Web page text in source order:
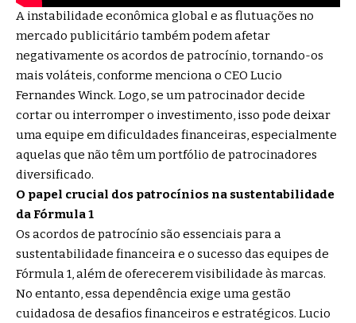
A instabilidade econômica global e as flutuações no
mercado publicitário também podem afetar
negativamente os acordos de patrocínio, tornando-os
mais voláteis, conforme menciona o CEO Lucio
Fernandes Winck. Logo, se um patrocinador decide
cortar ou interromper o investimento, isso pode deixar
uma equipe em dificuldades financeiras, especialmente
aquelas que não têm um portfólio de patrocinadores
diversificado.
O papel crucial dos patrocínios na sustentabilidade
da Fórmula 1
Os acordos de patrocínio são essenciais para a
sustentabilidade financeira e o sucesso das equipes de
Fórmula 1, além de oferecerem visibilidade às marcas.
No entanto, essa dependência exige uma gestão
cuidadosa de desafios financeiros e estratégicos. Lucio